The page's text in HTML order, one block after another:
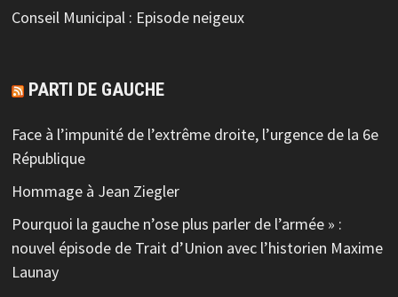
Conseil Municipal : Episode neigeux
PARTI DE GAUCHE
Face à l’impunité de l’extrême droite, l’urgence de la 6e
République
Hommage à Jean Ziegler
Pourquoi la gauche n’ose plus parler de l’armée » :
nouvel épisode de Trait d’Union avec l’historien Maxime
Launay